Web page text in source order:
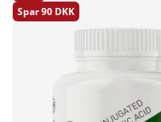
Spar90 DKK